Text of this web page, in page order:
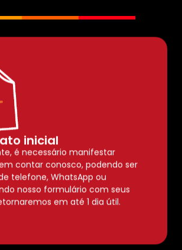
inicial
é necessário manifestar
contar conosco, podendo ser
telefone, WhatsApp ou
nosso formulário com seus
em até 1 dia útil.